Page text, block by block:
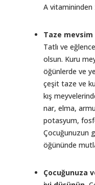
A vitamininden
Taze
Tatlı ve
olsun. Kuru
öğünlerde ve
çeşit taze ve
kış
nar, elma,
potasyum,
Çocuğunuzun
öğününde
Çocuğunuza